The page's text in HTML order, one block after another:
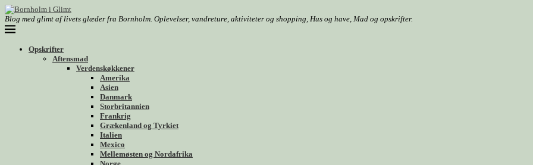
Blog med glimt af livets glæder fra Bornholm. Oplevelser, vandreture, aktiviteter og shopping, Hus og have, Mad og opskrifter.
Opskrifter
Aftensmad
Verdenskøkkener
Amerika
Asien
Danmark
Storbritannien
Frankrig
Grækenland og Tyrkiet
Italien
Mexico
Mellemøsten og Nordafrika